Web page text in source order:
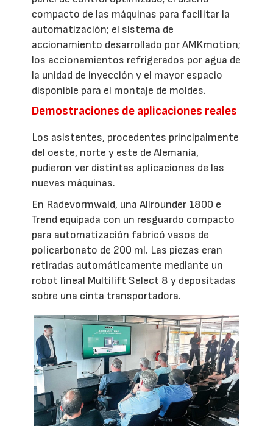
compacto de las máquinas para facilitar la
automatización; el sistema de
accionamiento desarrollado por AMKmotion;
los accionamientos refrigerados por agua de
la unidad de inyección y el mayor espacio
disponible para el montaje de moldes.
Demostraciones de aplicaciones reales
Los asistentes, procedentes principalmente
del oeste, norte y este de Alemania,
pudieron ver distintas aplicaciones de las
nuevas máquinas.
En Radevormwald, una Allrounder 1800 e
Trend equipada con un resguardo compacto
para automatización fabricó vasos de
policarbonato de 200 ml. Las piezas eran
retiradas automáticamente mediante un
robot lineal Multilift Select 8 y depositadas
sobre una cinta transportadora.